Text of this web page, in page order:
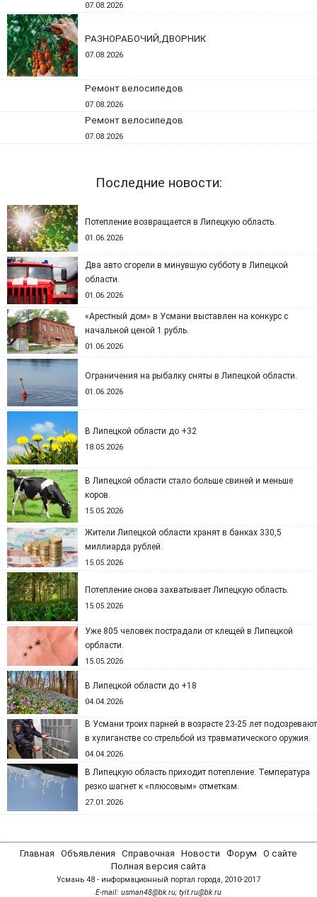
07.08.2026
РАЗНОРАБОЧИЙ,ДВОРНИК
07.08.2026
Ремонт велосипедов
07.08.2026
Ремонт велосипедов
07.08.2026
Последние новости:
Потепление возвращается в Липецкую область.
01.06.2026
Два авто сгорели в минувшую субботу в Липецкой
области.
01.06.2026
«Арестный дом» в Усмани выставлен на конкурс с
начальной ценой 1 рубль.
01.06.2026
Ограничения на рыбалку сняты в Липецкой области.
01.06.2026
В Липецкой области до +32
18.05.2026
В Липецкой области стало больше свиней и меньше
коров.
15.05.2026
Жители Липецкой области хранят в банках 330,5
миллиарда рублей.
15.05.2026
Потепление снова захватывает Липецкую область.
15.05.2026
Уже 805 человек пострадали от клещей в Липецкой
орбласти.
15.05.2026
В Липецкой области до +18
04.04.2026
В Усмани троих парней в возрасте 23-25 лет подозревают
в хулиганстве со стрельбой из травматического оружия.
04.04.2026
В Липецкую область приходит потепление. Температура
резко шагнет к «плюсовым» отметкам.
27.01.2026
Главная Объявления Справочная Новости Форум
О сайте
Полная версия сайта
Усмань 48 - информационный портал города, 2010-2017
Е-mail: usman48@bk.ru; tyit.ru@bk.ru